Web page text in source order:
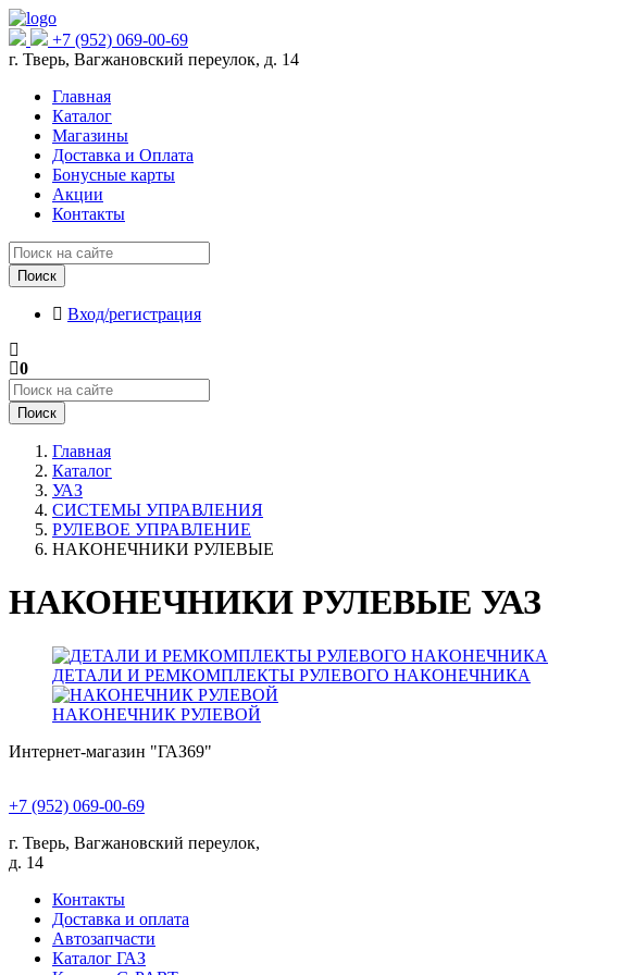
+7 (952) 069-00-69
г. Тверь, Вагжановский переулок, д. 14
Главная
Каталог
Магазины
Доставка и Оплата
Бонусные карты
Акции
Контакты
Поиск
Вход/регистрация
0
Поиск
Главная
Каталог
УАЗ
СИСТЕМЫ УПРАВЛЕНИЯ
РУЛЕВОЕ УПРАВЛЕНИЕ
НАКОНЕЧНИКИ РУЛЕВЫЕ
НАКОНЕЧНИКИ РУЛЕВЫЕ УАЗ
ДЕТАЛИ И РЕМКОМПЛЕКТЫ РУЛЕВОГО НАКОНЕЧНИКА
НАКОНЕЧНИК РУЛЕВОЙ
Интернет-магазин "ГАЗ69"
+7 (952) 069-00-69
г. Тверь, Вагжановский переулок,
д. 14
Контакты
Доставка и оплата
Автозапчасти
Каталог ГАЗ